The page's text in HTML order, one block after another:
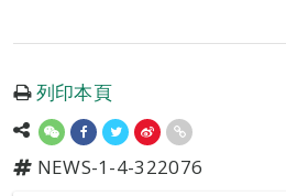
列印本頁
NEWS-1-4-322076